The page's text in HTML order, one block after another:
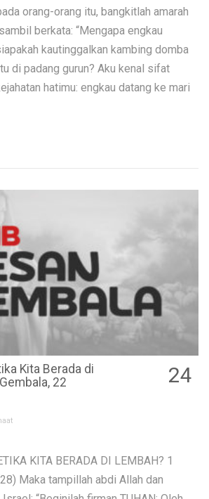
orang-orang itu, bangkitlah amarah
berkata: “Mengapa engkau
kautinggalkan kambing domba
di padang gurun? Aku kenal sifat
hatimu: engkau datang ke mari
Kita Berada di
22
24
KITA BERADA DI LEMBAH? 1
Maka tampillah abdi Allah dan